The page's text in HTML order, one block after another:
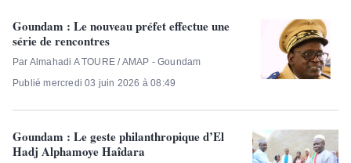
Goundam : Le nouveau préfet effectue une
série de rencontres
Par Almahadi A TOURE / AMAP - Goundam
Publié mercredi 03 juin 2026 à 08:49
Goundam : Le geste philanthropique d’El
Hadj Alphamoye Haîdara